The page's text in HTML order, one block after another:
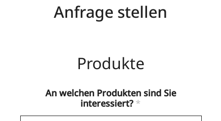
Anfrage stellen
Produkte
An welchen Produkten sind Sie
interessiert? *